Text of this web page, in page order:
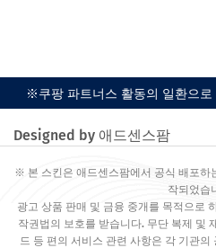
※쿠팡 파트너스 활동의 일환으
Designed by 애드센스팜
※ 본 스킨은 애드센스팜에서 공식 배포하
작되었습
광고 상품 판매 및 금융 중개를 목적으로
작권법의 보호를 받습니다. 무단 복제 및
드 등 편의 서비스 관련 사항은 각 기관의